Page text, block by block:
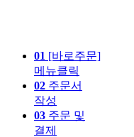
01 [바로주문]
메뉴클릭
02 주문서
작성
03 주문 및
결제